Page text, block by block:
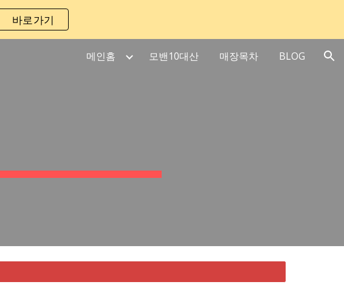
Skip to navigation
바로가기
메인홈 모밴10대산 매장목차 BLOG